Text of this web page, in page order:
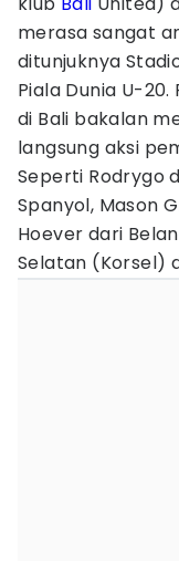
merasa sangat
ditunjuknya
Piala Dunia U-
di Bali bakalan
langsung aksi
Seperti Rodrygo
Spanyol, Mason
Hoever dari
Selatan (Korsel)